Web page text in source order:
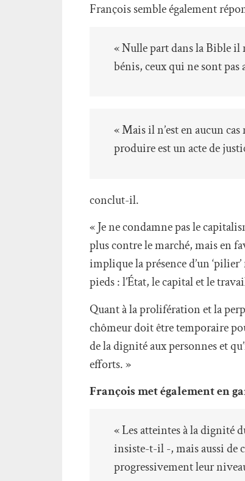
François semble également
« Nulle part dans la Bible il
bénis, ceux qui ne sont pas
« Mais il n’est en aucun
produire est un acte de
conclut-il.
« Je ne condamne pas le
plus contre le marché, mais en
implique la présence d’un
pieds : l’État, le capital et le
Quant à la prolifération et la
chômeur doit être temporaire
de la dignité aux personnes et
efforts. »
François met également en
« Les atteintes à la dignité
insiste-t-il -, mais aussi de
progressivement leur